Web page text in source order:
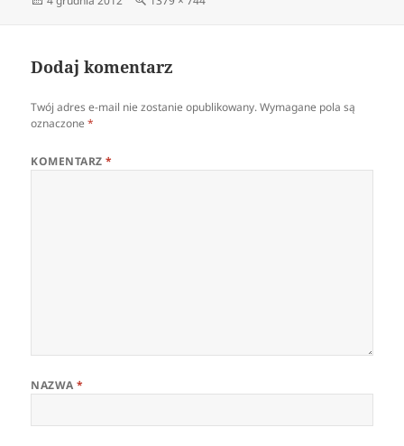
Dodaj komentarz
Twój adres e-mail nie zostanie opublikowany. Wymagane pola są
oznaczone*
KOMENTARZ*
NAZWA*